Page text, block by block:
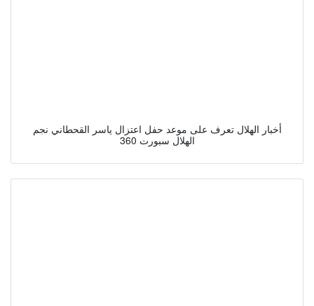
أخبار الهلال تعرف على موعد حفل اعتزال ياسر القحطاني نجم
الهلال سبورت 360